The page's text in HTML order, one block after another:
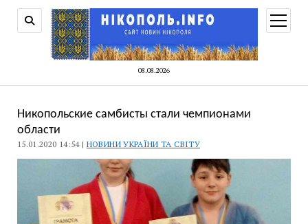
08.08.2026
меню
Никопольские самбисты стали чемпионами
области
15.01.2020 14:54 | НОВИНИ УКРАЇНИ ТА СВІТУ